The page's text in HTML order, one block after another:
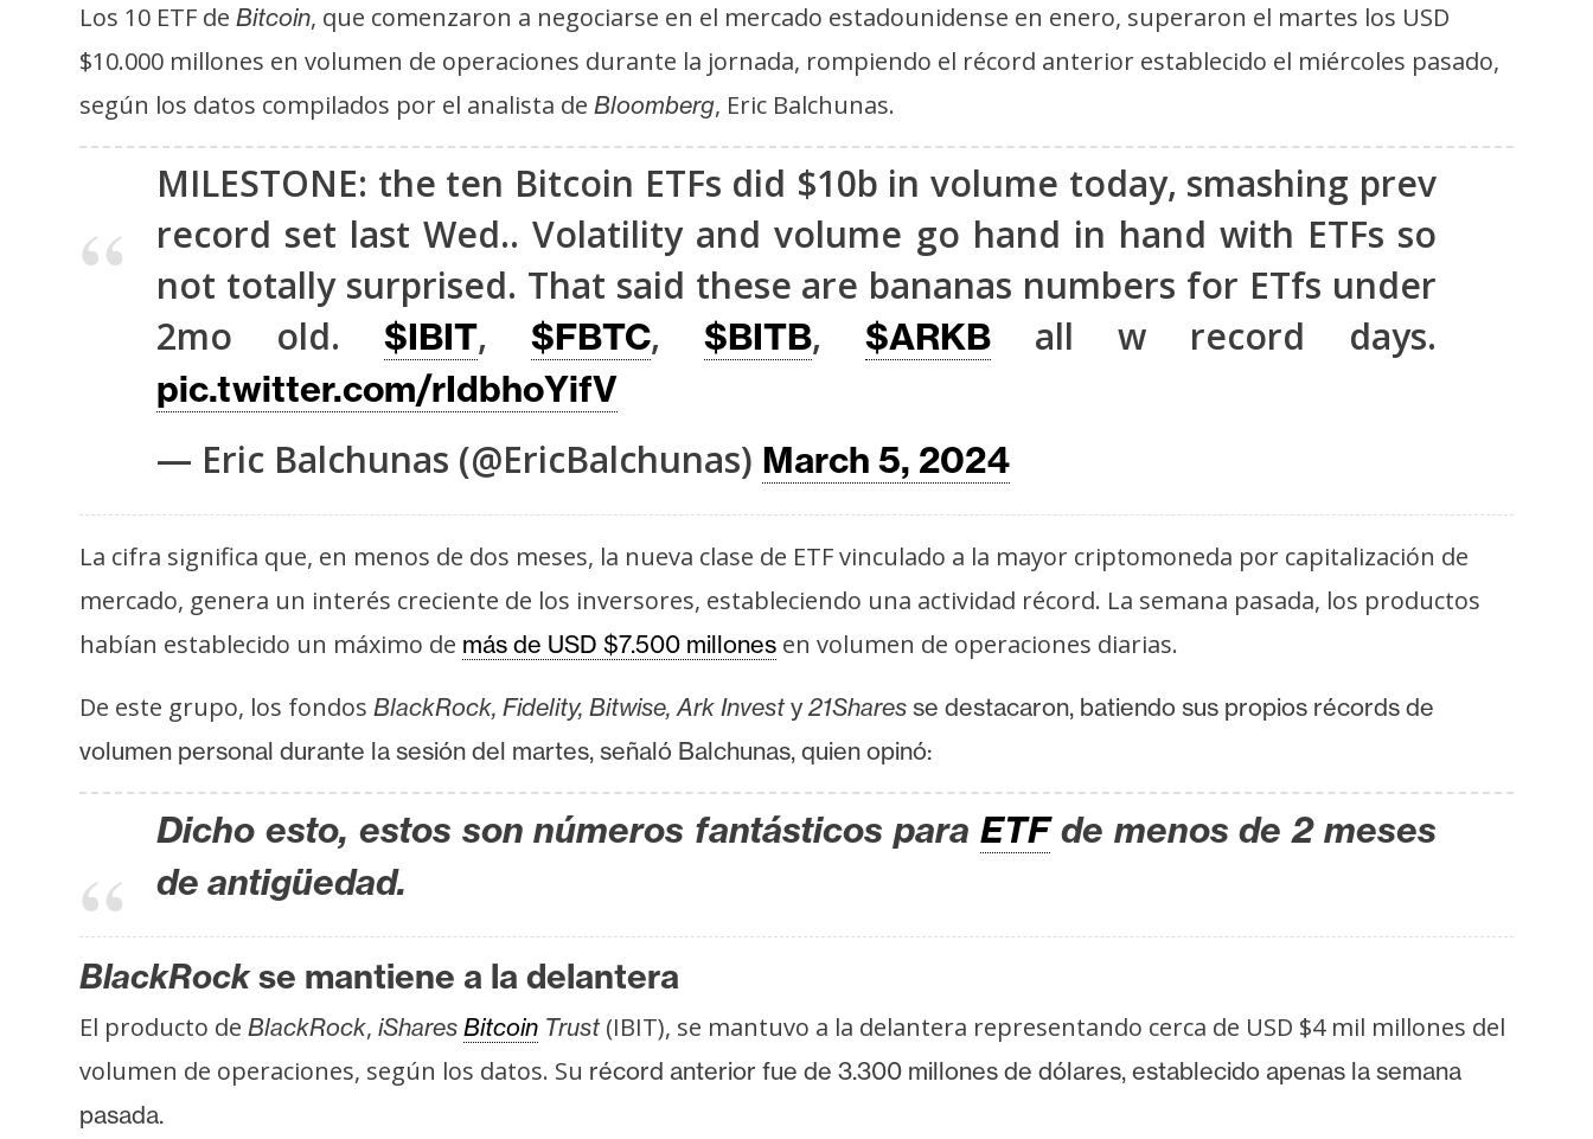
s
a
T
a
s
o
o
t
a
o
P
u
b
i
c
Los 10 ETF de Bitcoin, que comenzaron a negociarse en el mercado estadounidense en enero, superaron el martes los USD
$10.000 millones en volumen de operaciones durante la jornada, rompiendo el récord anterior establecido el miércoles pasado,
según los datos compilados por el analista de Bloomberg, Eric Balchunas.
MILESTONE: the ten Bitcoin ETFs did $10b in volume today, smashing prev
record set last Wed.. Volatility and volume go hand in hand with ETFs so
not totally surprised. That said these are bananas numbers for ETfs under
2mo old. $IBIT, $FBTC, $BITB, $ARKB all w record days.
pic.twitter.com/rIdbhoYifV
— Eric Balchunas (@EricBalchunas) March 5, 2024
La cifra significa que, en menos de dos meses, la nueva clase de ETF vinculado a la mayor criptomoneda por capitalización de
mercado, genera un interés creciente de los inversores, estableciendo una actividad récord. La semana pasada, los productos
habían establecido un máximo de más de USD $7.500 millones en volumen de operaciones diarias.
De este grupo, los fondos BlackRock, Fidelity, Bitwise, Ark Invest y 21Shares se destacaron, batiendo sus propios récords de
volumen personal durante la sesión del martes, señaló Balchunas, quien opinó:
Dicho esto, estos son números fantásticos para ETFde menos de 2 meses
de antigüedad.
BlackRockse mantiene a la delantera
El producto de BlackRock, iShares Bitcoin Trust (IBIT), se mantuvo a la delantera representando cerca de USD $4 mil millones del
volumen de operaciones, según los datos. Su récord anterior fue de 3.300 millones de dólares, establecido apenas la semana
pasada.